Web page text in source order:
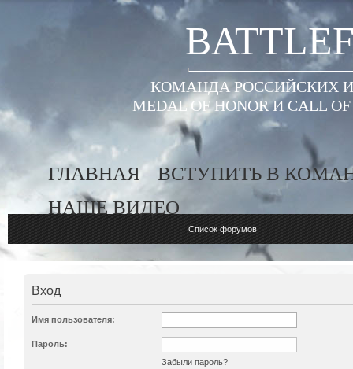
КОМАНДА РОССИЙСКИХ
MEDAL OF HONOR И
ГЛАВНАЯ
ВСТУПИТЬ В
НАШЕ ВИДЕО
Список форумов
Вход
Имя пользователя:
Пароль:
Забыли пароль?